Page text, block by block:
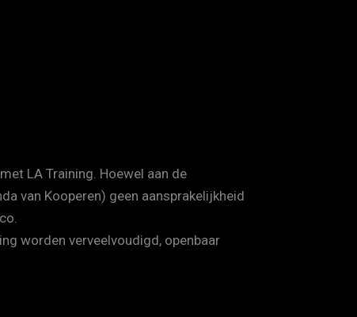
LA Training. Hoewel aan de
van Kooperen) geen aansprakelijkheid
worden verveelvoudigd, openbaar